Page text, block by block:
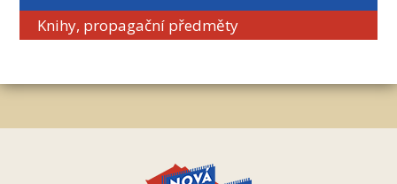
Knihy, propagační předměty